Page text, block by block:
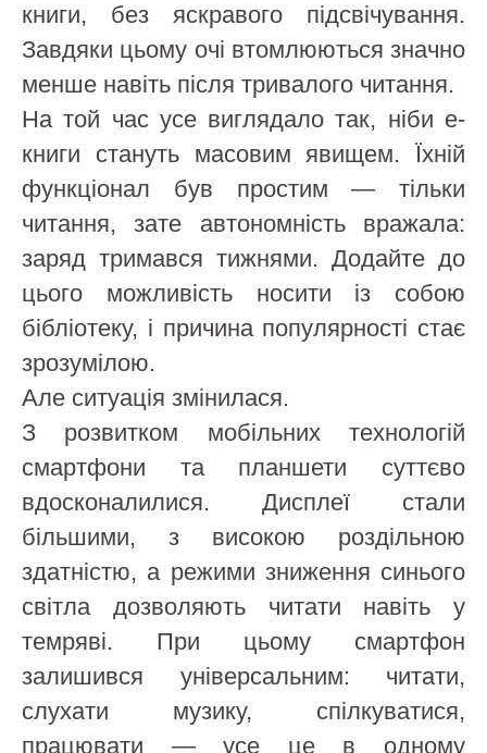
книги, без яскравого підсвічування.
Завдяки цьому очі втомлюються значно
менше навіть після тривалого читання.
На той час усе виглядало так, ніби е-
книги стануть масовим явищем. Їхній
функціонал був простим — тільки
читання, зате автономність вражала:
заряд тримався тижнями. Додайте до
цього можливість носити із собою
бібліотеку, і причина популярності стає
зрозумілою.
Але ситуація змінилася.
З розвитком мобільних технологій
смартфони та планшети суттєво
вдосконалилися. Дисплеї стали
більшими, з високою роздільною
здатністю, а режими зниження синього
світла дозволяють читати навіть у
темряві. При цьому смартфон
залишився універсальним: читати,
слухати музику, спілкуватися,
працювати — усе це в одному